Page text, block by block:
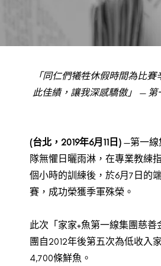
BACK TO PREVIOUS
「同仁們犧牲休假時間為比賽
此佳績， 讓我深感驕傲」 — 第
(台北，2019年6月11日) —第一線
隊無懼日曬雨淋，在專業教練
個小時的訓練後，於6月7日的
賽，成功榮獲季軍殊榮。
此次「家家+魚第一線集團慈
團自2012年後第五次為低收入
4,700條鮮魚。